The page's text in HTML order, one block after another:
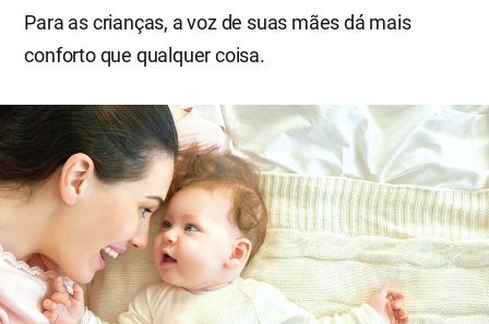
Para as crianças, a voz de suas mães dá mais
conforto que qualquer coisa.